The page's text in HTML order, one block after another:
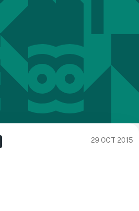
29 OCT 2015